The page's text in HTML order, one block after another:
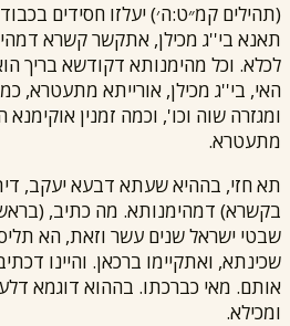
(תהילים קמ״ט:ה׳) יעלזו חסידים
תאנא בי''ג מכילן, אתקשר קשרא
לכלא. וכל מהימנותא דקודשא בריך
האי, בי''ג מכילן, אורייתא מתעטרא,
ומגזרה שוה וכו', וכמה זמנין
מתעטרא.
תא חזי, בההיא שעתא דבעא יעקב,
בקשרא) דמהימנותא. מה כתיב,
שבטי ישראל שנים עשר וזאת, הא
שכינתא, ואתקיימו ברכאן. והיינו
אותם. מאי כברכתו. בההוא דוגמא
ומכילא.